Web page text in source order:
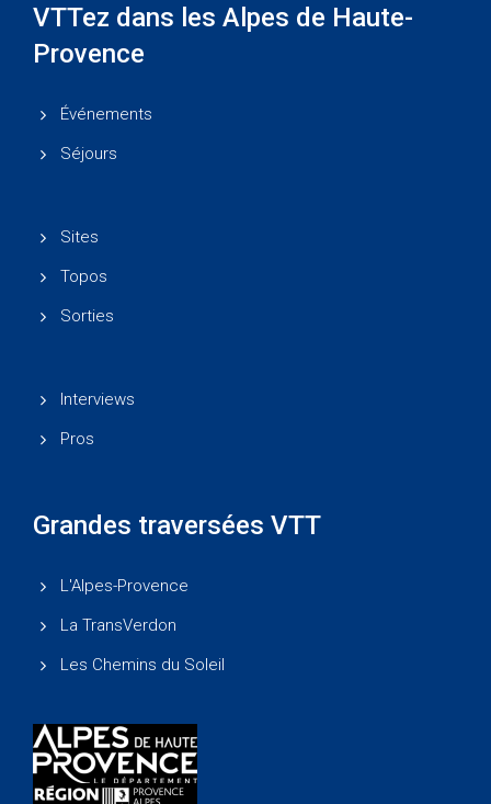
VTTez dans les Alpes de Haute-
Provence
Événements
Séjours
Sites
Topos
Sorties
Interviews
Pros
Grandes traversées VTT
L'Alpes-Provence
La TransVerdon
Les Chemins du Soleil